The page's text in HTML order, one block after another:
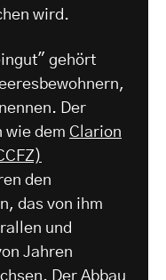
wird.
gehört
Der
wie dem Clarion
den
das von ihm
und
Jahren
Der Abbau